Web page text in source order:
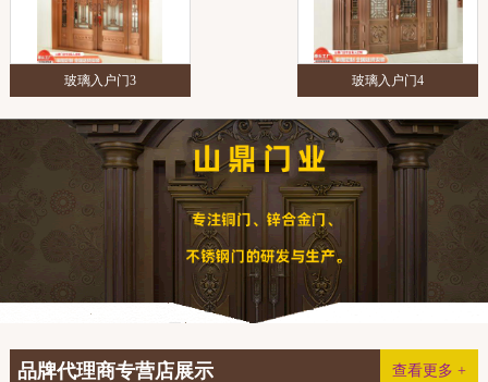
玻璃入户门3 玻璃入户门4
查看更多 +
品牌代理商专营店展示